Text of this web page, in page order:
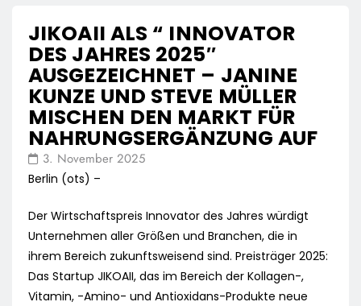
JIKOAII ALS “ INNOVATOR
DES JAHRES 2025″
AUSGEZEICHNET – JANINE
KUNZE UND STEVE MÜLLER
MISCHEN DEN MARKT FÜR
NAHRUNGSERGÄNZUNG AUF
3. November 2025
Berlin (ots) –
Der Wirtschaftspreis Innovator des Jahres würdigt
Unternehmen aller Größen und Branchen, die in
ihrem Bereich zukunftsweisend sind. Preisträger 2025:
Das Startup JIKOAII, das im Bereich der Kollagen-,
Vitamin, -Amino- und Antioxidans-Produkte neue